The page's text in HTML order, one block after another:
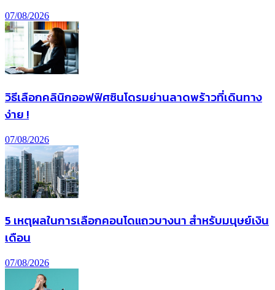
07/08/2026
วิธีเลือกคลินิกออฟฟิศซินโดรมย่านลาดพร้าวที่เดินทาง
ง่าย !
07/08/2026
5 เหตุผลในการเลือกคอนโดแถวบางนา สำหรับมนุษย์เงิน
เดือน
07/08/2026